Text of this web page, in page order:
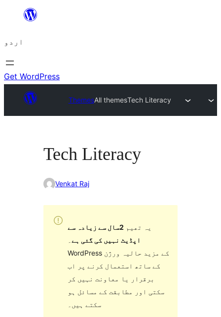
چھوڑیں
پر
جائیں
اردو
Get WordPress
ThemesAll themesTech Literacy
Tech Literacy
Venkat Raj
یہ تھیم
2سال سے زیادہ سے
اپڈیٹ نہیں کی گئی ہے
WordPress کے مزید حالیہ ورژن
کے ساتھ استعمال کرنے پر اب
برقرار یا معاونت نہیں کر
سکتی اور مطابقت کے مسائل ہو
سکتے ہیں۔